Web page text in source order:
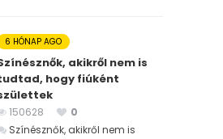
6 HÓNAP AGO
akikről nem is
hogy fiúként
150628
0
Színésznők, akikről nem is